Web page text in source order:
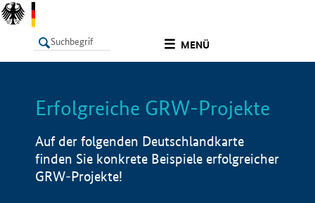
MENÜ
LISTE Info
Erfolgreiche GRW-Projekte
Auf der folgenden Deutschlandkarte
finden Sie konkrete Beispiele erfolgreicher
GRW-Projekte!